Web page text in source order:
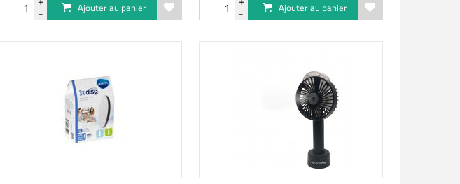
Ajouter au panier Ajouter au panier